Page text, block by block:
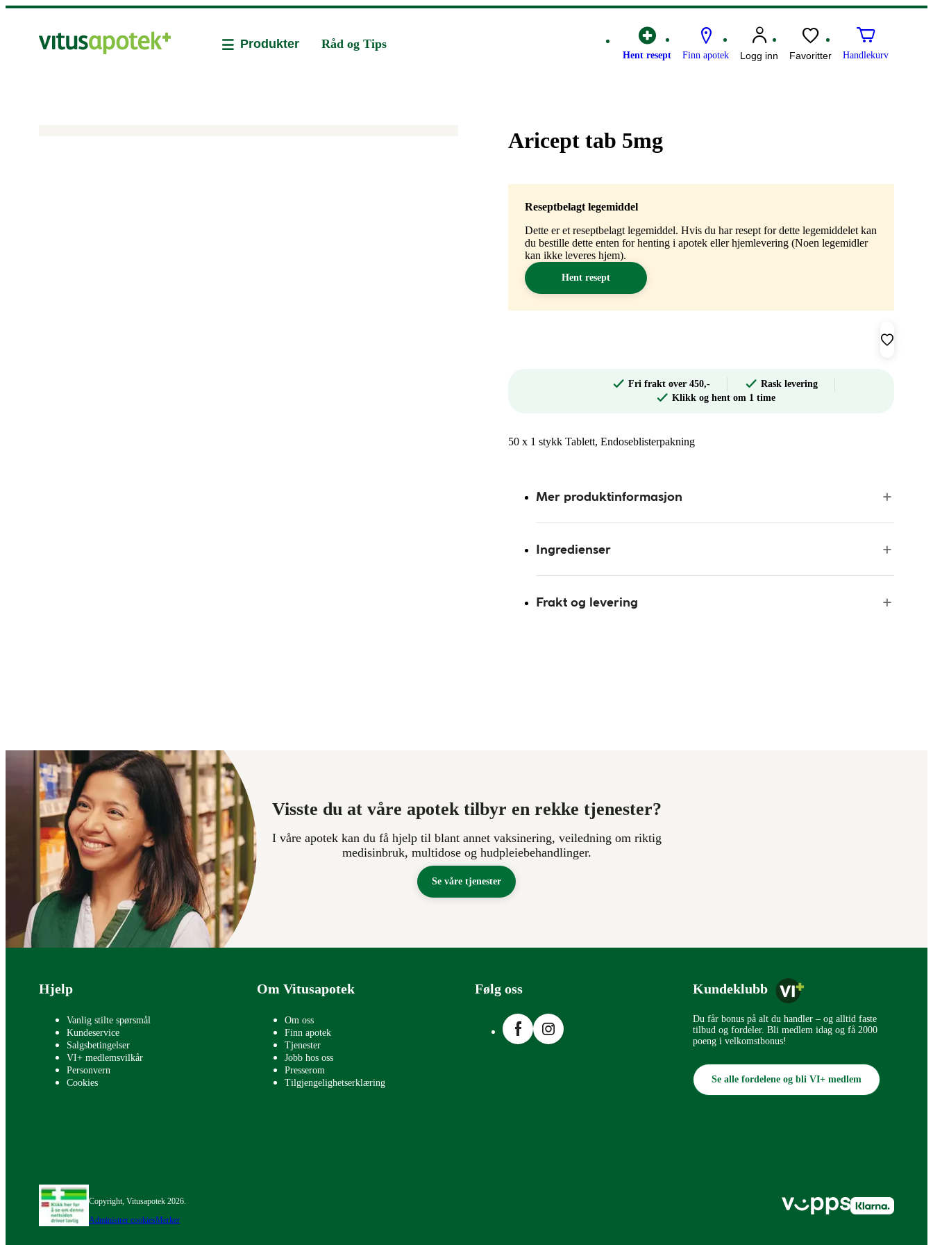
Hent resept Finn apotek Logg inn Favoritter Handlekurv
Produkter Råd og Tips
Merke:
Aricept tab 5mg
Reseptbelagt legemiddel
Dette er et reseptbelagt legemiddel. Hvis du har resept for dette legemiddelet kan
du bestille dette enten for henting i apotek eller hjemlevering (Noen legemidler
kan ikke leveres hjem).
Hent resept
Fri frakt over 450,-
Rask levering
Klikk og hent om 1 time
50 x 1 stykk Tablett, Endoseblisterpakning
Mer produktinformasjon
Ingredienser
Frakt og levering
Visste du at våre apotek tilbyr en rekke tjenester?
I våre apotek kan du få hjelp til blant annet vaksinering, veiledning om riktig
medisinbruk, multidose og hudpleiebehandlinger.
Se våre tjenester
Bunntekst
Hjelp
Vanlig stilte spørsmål
Kundeservice
Salgsbetingelser
VI+ medlemsvilkår
Personvern
Cookies
Om Vitusapotek
Om oss
Finn apotek
Tjenester
Jobb hos oss
Presserom
Tilgjengelighetserklæring
Følg oss
FacebookInstagram
Kundeklubb
Du får bonus på alt du handler – og alltid faste
tilbud og fordeler. Bli medlem idag og få 2000
poeng i velkomstbonus!
Se alle fordelene og bli VI+ medlem
Copyright, Vitusapotek 2026.
Administrer cookiesMerker